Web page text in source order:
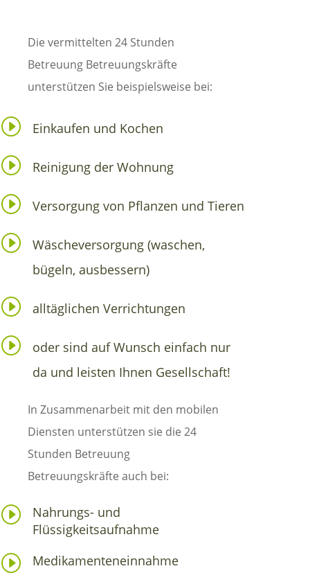
Die vermittelten 24 Stunden
Betreuung Betreuungskräfte
unterstützen Sie beispielsweise bei:
I Einkaufen und Kochen
I Reinigung der Wohnung
I Versorgung von Pflanzen und Tieren
I
Wäscheversorgung (waschen,
bügeln, ausbessern)
I alltäglichen Verrichtungen
I
oder sind auf Wunsch einfach nur
da und leisten Ihnen Gesellschaft!
In Zusammenarbeit mit den mobilen
Diensten unterstützen sie die 24
Stunden Betreuung
Betreuungskräfte auch bei:
I
Nahrungs- und
Flüssigkeitsaufnahme
I Medikamenteneinnahme